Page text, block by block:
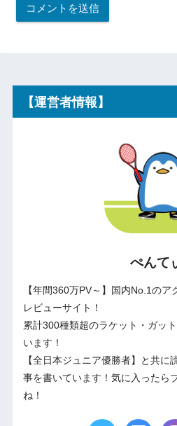
【運営者情報】
ぺんて
【年間360万PV～】国内No.1の
レビューサイト！
累計300種類超のラケット・ガッ
います！
【全日本ジュニア優勝者】と共に
事を書いています！気に入ったら
ね！